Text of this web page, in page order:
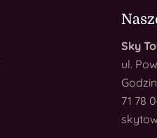
Sky
ul.
71 78